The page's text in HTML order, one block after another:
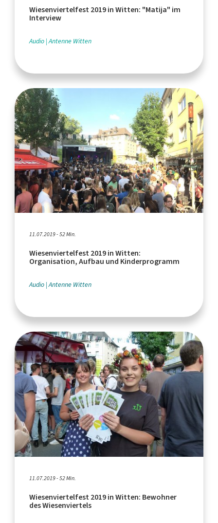
Wiesenviertelfest 2019 in Witten: "Matija" im
Interview
Audio Antenne Witten
11.07.2019 - 52 Min.
Wiesenviertelfest 2019 in Witten:
Organisation, Aufbau und Kinderprogramm
Audio Antenne Witten
11.07.2019 - 52 Min.
Wiesenviertelfest 2019 in Witten: Bewohner
des Wiesenviertels